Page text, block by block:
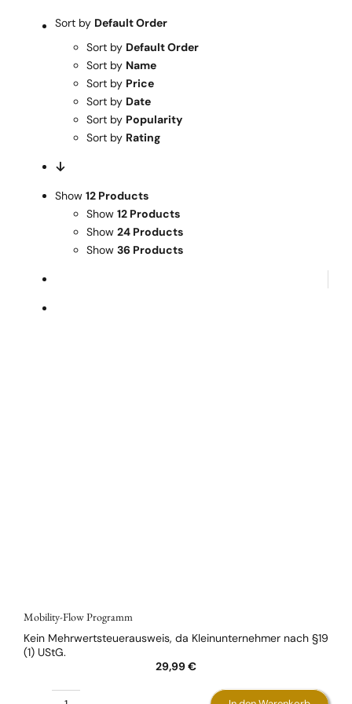
Sort by Default Order
Sort by Default Order
Sort by Name
Sort by Price
Sort by Date
Sort by Popularity
Sort by Rating
Show 12 Products
Show 12 Products
Show 24 Products
Show 36 Products
Mobility-Flow Programm
29,99€
Kein Mehrwertsteuerausweis, da Kleinunternehmer nach §19
(1) UStG.